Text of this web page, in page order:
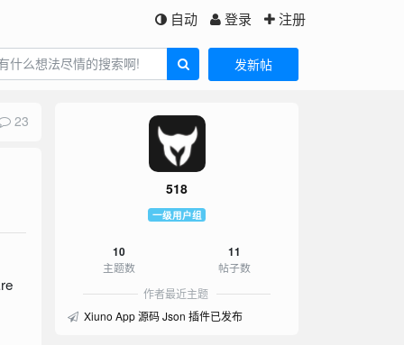
自动 登录 注册
发新帖
23
518
一级用户组
10
主题数
11
帖子数
作者最近主题
Xiuno App 源码 Json 插件已发布